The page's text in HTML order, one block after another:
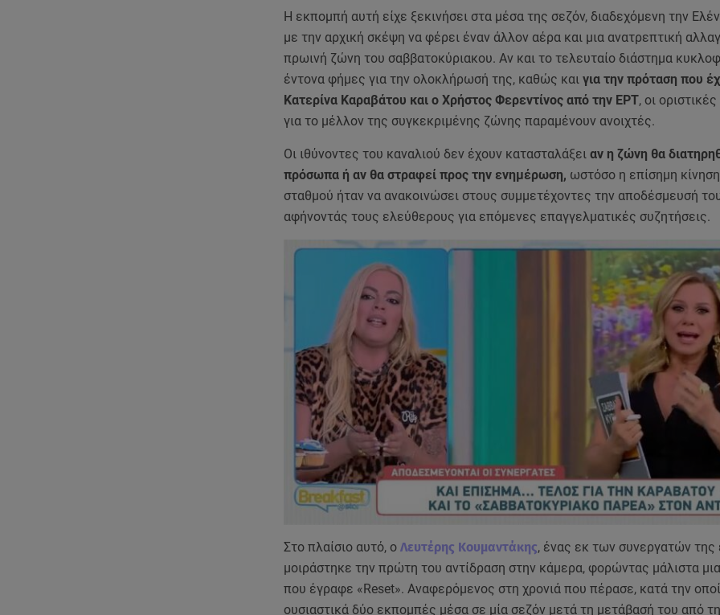
Η εκπομπή αυτή είχε ξεκινήσει στα μέσα της σεζόν, διαδεχόμενη την
με την αρχική σκέψη να φέρει έναν άλλον αέρα και μια ανατρεπτική
πρωινή ζώνη του σαββατοκύριακου. Αν και το τελευταίο διάστημα
έντονα φήμες για την ολοκλήρωσή της, καθώς καιγια την πρόταση που
Κατερίνα Καραβάτου και ο Χρήστος Φερεντίνος από την ΕΡΤ, οι
για το μέλλον της συγκεκριμένης ζώνης παραμένουν ανοιχτές.
Οι ιθύνοντες του καναλιού δεν έχουν κατασταλάξειαν η ζώνη θα
πρόσωπα ή αν θα στραφεί προς την ενημέρωση, ωστόσο η επίσημη
σταθμού ήταν να ανακοινώσει στους συμμετέχοντες την αποδέσμευσή
αφήνοντάς τους ελεύθερους για επόμενες επαγγελματικές συζητήσεις.
Στο πλαίσιο αυτό, ο Λευτέρης Κουμαντάκης, ένας εκ των συνεργατών
μοιράστηκε την πρώτη του αντίδραση στην κάμερα, φορώντας μάλιστα
που έγραφε «Reset». Αναφερόμενος στη χρονιά που πέρασε, κατά την
ουσιαστικά δύο εκπομπές μέσα σε μία σεζόν μετά τη μετάβασή του από